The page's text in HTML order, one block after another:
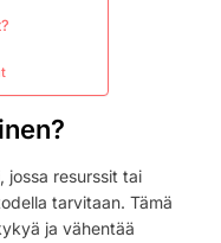
jossa resurssit tai
tarvitaan. Tämä
ja vähentää